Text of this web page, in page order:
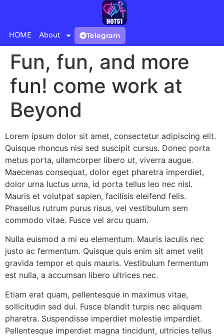
HOME About Telegram
Fun, fun, and more
fun! come work at
Beyond
Lorem ipsum dolor sit amet, consectetur adipiscing elit.
Quisque rhoncus nisi sed suscipit cursus. Donec porta
metus porta, ullamcorper libero ut, viverra augue.
Maecenas consequat, dolor eget pharetra imperdiet,
dolor urna luctus urna, id porta tellus leo nec nisl.
Mauris et volutpat sapien, facilisis eleifend felis.
Phasellus rutrum purus risus, vel vestibulum sem
commodo vitae. Fusce vel arcu quam.
Nulla euismod a mi eu elementum. Mauris iaculis nec
justo ac fermentum. Quisque quis enim sit amet velit
gravida tempor et quis mauris. Vestibulum fermentum
est nulla, a accumsan libero ultrices nec.
Etiam erat quam, pellentesque in maximus vitae,
sollicitudin sed dui. Fusce blandit turpis nec aliquam
pharetra. Suspendisse imperdiet molestie imperdiet.
Pellentesque imperdiet magna tincidunt, ultricies tellus